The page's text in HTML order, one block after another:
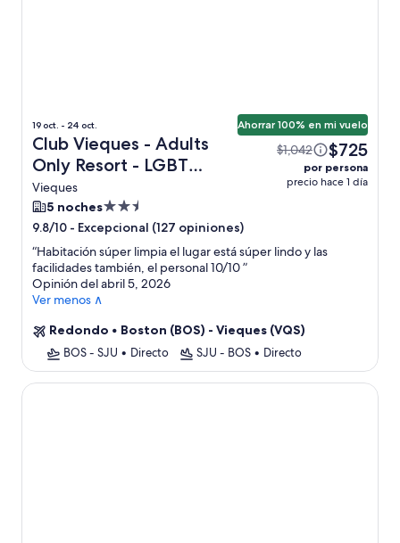
19 oct. - 24 oct.
Club Vieques - Adults
Only Resort - LGBT
Friendly + vuelo
Vieques
Ahorrar 100% en mi vuelo
$1,042 $725
por persona
precio hace 1 día
5 nochesPropiedad
de
2.5
estrellas
9.8/10 - Excepcional (127 opiniones)
“Habitación súper limpia el lugar está súper lindo y las
facilidades también, el personal 10/10”
Opinión del abril 5, 2026
Ver menos ∧
Redondo • Boston (BOS) - Vieques (VQS)
BOS - SJU • Directo SJU - BOS • Directo
Hacienda Tamarindo